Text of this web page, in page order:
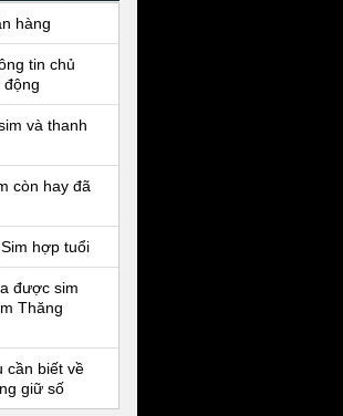
hàng
tin chủ
động
và thanh
còn hay đã
hợp tuổi
được sim
Thăng
cần biết về
giữ số